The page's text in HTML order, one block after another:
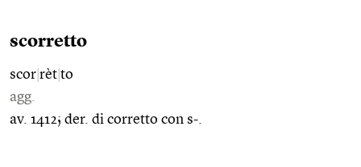
scorretto
scor rèt to
agg.
av. 1412; der. di corretto con s-.